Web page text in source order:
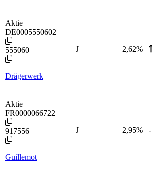
Aktie
DE0005550602
555060
Drägerwerk
J 2,62%
Aktie
FR0000066722
917556
Guillemot
J 2,95% -